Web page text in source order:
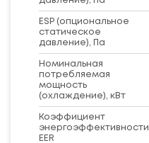
ESP (опциональное
статическое
давление), Па
Номинальная
потребляемая
мощность
(охлаждение), кВт
Коэффициент
энергоэффективности
EER